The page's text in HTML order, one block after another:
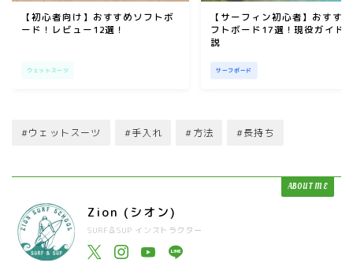
【初心者向け】おすすめソフトボ
ード！レビュー12選！
ウェットスーツ
【サーフィン初心者】おすす
フトボード17選！現役ガイド
説
サーフボード
#ウェットスーツ #手入れ #方法 #長持ち
ABOUT ME
Zion (シオン)
SURF＆SUP インストラクター